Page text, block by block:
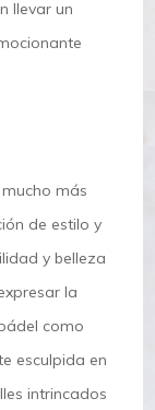
llevar un
más
de estilo y
y belleza
la
como
esculpida en
intrincados